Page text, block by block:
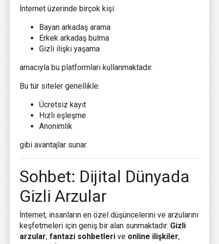
İnternet üzerinde birçok kişi:
Bayan arkadaş arama
Erkek arkadaş bulma
Gizli ilişki yaşama
amacıyla bu platformları kullanmaktadır.
Bu tür siteler genellikle:
Ücretsiz kayıt
Hızlı eşleşme
Anonimlik
gibi avantajlar sunar.
Sohbet: Dijital Dünyada
Gizli Arzular
İnternet, insanların en özel düşüncelerini ve arzularını
keşfetmeleri için geniş bir alan sunmaktadır. Gizli
arzular, fantazi sohbetleri ve online ilişkiler,